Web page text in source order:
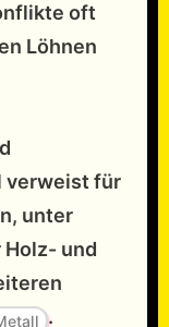
oft
Löhnen
verweist für
unter
Holz- und
.